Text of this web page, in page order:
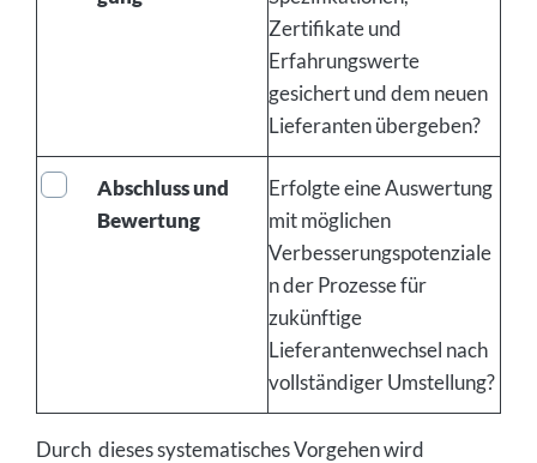
Zertifikate und
Erfahrungswerte
gesichert und dem neuen
Lieferanten übergeben?
Abschluss und
Bewertung
Erfolgte eine Auswertung
mit möglichen
Verbesserungspotenziale
n der Prozesse für
zukünftige
Lieferantenwechsel nach
vollständiger Umstellung?
Durch dieses systematisches Vorgehen wird